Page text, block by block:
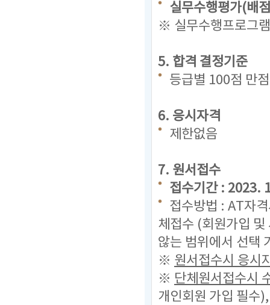
실무수행평가(배
※ 실무수행프로그
5. 합격 결정기준
등급별 100점 만
6. 응시자격
제한없음
7. 원서접수
접수기간 : 2023.
접수방법 : AT자
체접수 (회원가입 및
않는 범위에서 선택
※ 원서접수시 응시
※ 단체원서접수시
개인회원 가입 필수